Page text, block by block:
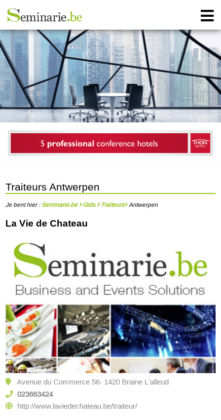
Traiteurs Antwerpen
Je bent hier : Seminarie.be Gids Traiteurs Antwerpen
La Vie de Chateau
Avenue du Commerce 56- 1420 Braine L'alleud
023663424
http://www.laviedechateau.be/traiteur/